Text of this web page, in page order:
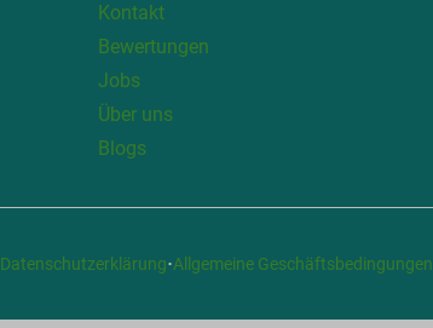
Kontakt
Bewertungen
Jobs
Über uns
Blogs
Datenschutzerklärung·Allgemeine Geschäftsbedingungen